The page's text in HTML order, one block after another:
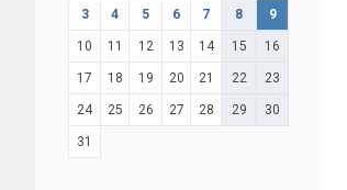
3 4 5 6 7 8 9
10 11 12 13 14 15 16
17 18 19 20 21 22 23
24 25 26 27 28 29 30
31